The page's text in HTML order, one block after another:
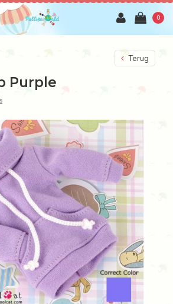
0
Terug
Purple